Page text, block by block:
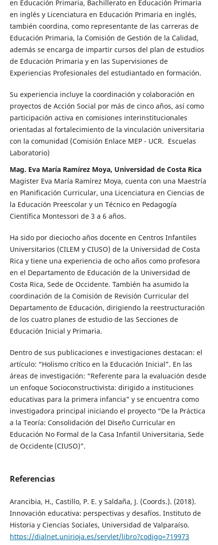
en Educación Primaria, Bachillerato en Educación Primaria
en inglés y Licenciatura en Educación Primaria en inglés,
también coordina, como representante de las carreras de
Educación Primaria, la Comisión de Gestión de la Calidad,
además se encarga de impartir cursos del plan de estudios
de Educación Primaria y en las Supervisiones de
Experiencias Profesionales del estudiantado en formación.
Su experiencia incluye la coordinación y colaboración en
proyectos de Acción Social por más de cinco años, así como
participación activa en comisiones interinstitucionales
orientadas al fortalecimiento de la vinculación universitaria
con la comunidad (Comisión Enlace MEP - UCR. Escuelas
Laboratorio)
Mag. Eva María Ramírez Moya, Universidad de Costa Rica
Magister Eva María Ramírez Moya, cuenta con una Maestría
en Planificación Curricular, una Licenciatura en Ciencias de
la Educación Preescolar y un Técnico en Pedagogía
Científica Montessori de 3 a 6 años.
Ha sido por dieciocho años docente en Centros Infantiles
Universitarios (CILEM y CIUSO) de la Universidad de Costa
Rica y tiene una experiencia de ocho años como profesora
en el Departamento de Educación de la Universidad de
Costa Rica, Sede de Occidente. También ha asumido la
coordinación de la Comisión de Revisión Curricular del
Departamento de Educación, dirigiendo la reestructuración
de los cuatro planes de estudio de las Secciones de
Educación Inicial y Primaria.
Dentro de sus publicaciones e investigaciones destacan: el
artículo: “Holismo crítico en la Educación Inicial”. En las
áreas de investigación: “Referente para la evaluación desde
un enfoque Socioconstructivista: dirigido a instituciones
educativas para la primera infancia” y se encuentra como
investigadora principal iniciando el proyecto “De la Práctica
a la Teoría: Consolidación del Diseño Curricular en
Educación No Formal de la Casa Infantil Universitaria, Sede
de Occidente (CIUSO)”.
Referencias
Arancibia, H., Castillo, P. E. y Saldaña, J. (Coords.). (2018).
Innovación educativa: perspectivas y desafíos. Instituto de
Historia y Ciencias Sociales, Universidad de Valparaíso.
https://dialnet.unirioja.es/servlet/libro?codigo=719973